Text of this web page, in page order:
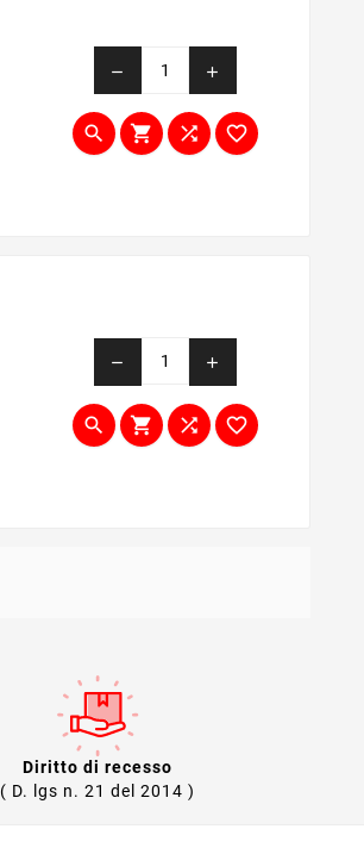
remove add
   
remove add
   
Diritto di recesso
( D. lgs n. 21 del 2014 )